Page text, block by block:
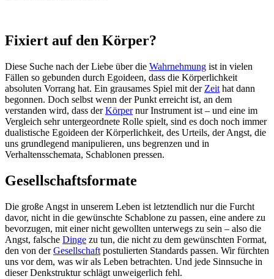
Fixiert auf den Körper?
Diese Suche nach der Liebe über die Wahrnehmung ist in vielen
Fällen so gebunden durch Egoideen, dass die Körperlichkeit
absoluten Vorrang hat. Ein grausames Spiel mit der Zeit hat dann
begonnen. Doch selbst wenn der Punkt erreicht ist, an dem
verstanden wird, dass derKörpernur Instrument ist – und eine im
Vergleich sehr untergeordnete Rolle spielt, sind es doch noch immer
dualistische Egoideen der Körperlichkeit, des Urteils, der Angst, die
uns grundlegend manipulieren, uns begrenzen und in
Verhaltensschemata, Schablonen pressen.
Gesellschaftsformate
Die große Angst in unserem Leben ist letztendlich nur die Furcht
davor, nicht in die gewünschte Schablone zu passen, eine andere zu
bevorzugen, mit einer nicht gewollten unterwegs zu sein – also die
Angst, falsche Dinge zu tun, die nicht zu dem gewünschten Format,
den von derGesellschaft postulierten Standards passen. Wir fürchten
uns vor dem, was wir als Leben betrachten. Und jede Sinnsuche in
dieser Denkstruktur schlägt unweigerlich fehl.